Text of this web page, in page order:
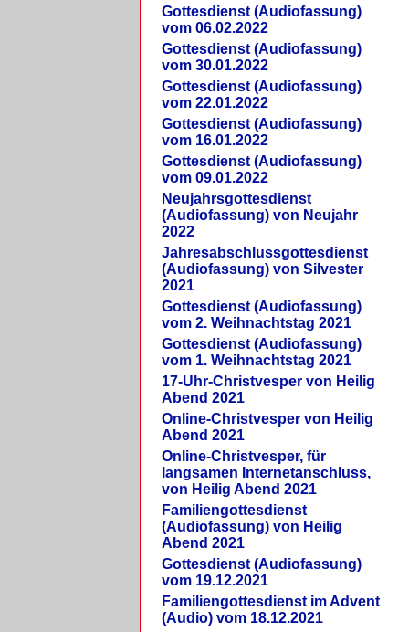
Gottesdienst (Audiofassung)
vom 06.02.2022
Gottesdienst (Audiofassung)
vom 30.01.2022
Gottesdienst (Audiofassung)
vom 22.01.2022
Gottesdienst (Audiofassung)
vom 16.01.2022
Gottesdienst (Audiofassung)
vom 09.01.2022
Neujahrsgottesdienst
(Audiofassung) von Neujahr
2022
Jahresabschlussgottesdienst
(Audiofassung) von Silvester
2021
Gottesdienst (Audiofassung)
vom 2. Weihnachtstag 2021
Gottesdienst (Audiofassung)
vom 1. Weihnachtstag 2021
17-Uhr-Christvesper von Heilig
Abend 2021
Online-Christvesper von Heilig
Abend 2021
Online-Christvesper, für
langsamen Internetanschluss,
von Heilig Abend 2021
Familiengottesdienst
(Audiofassung) von Heilig
Abend 2021
Gottesdienst (Audiofassung)
vom 19.12.2021
Familiengottesdienst im Advent
(Audio) vom 18.12.2021